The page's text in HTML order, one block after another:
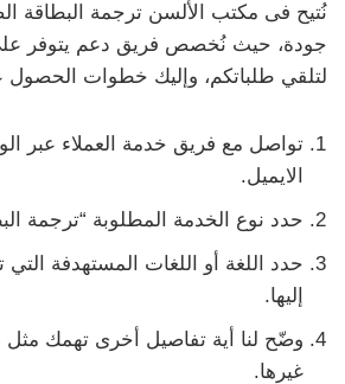
نُتيح فى مكتب الألسن ترجمة البطاقة
جودة، حيث نُخصص فريق دعم يتوفر
لتلقي طلباتكم، وإليك خطوات الحصول
تواصل مع فريق خدمة العملاء عبر
الايميل.
حدد نوع الخدمة المطلوبة “ترجمة
حدد اللغة أو اللغات المستهدفة التي
إليها.
وضّح لنا أية تفاصيل أخرى تهمك مثل
غيرها.